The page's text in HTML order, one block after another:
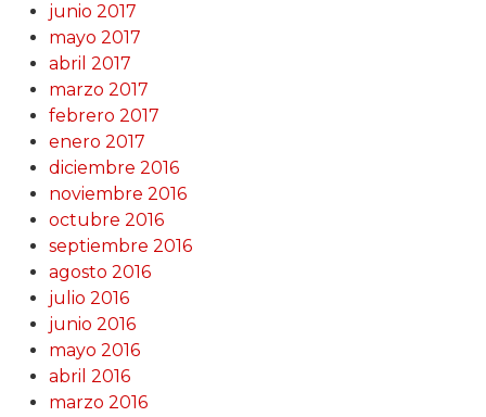
junio 2017
mayo 2017
abril 2017
marzo 2017
febrero 2017
enero 2017
diciembre 2016
noviembre 2016
octubre 2016
septiembre 2016
agosto 2016
julio 2016
junio 2016
mayo 2016
abril 2016
marzo 2016